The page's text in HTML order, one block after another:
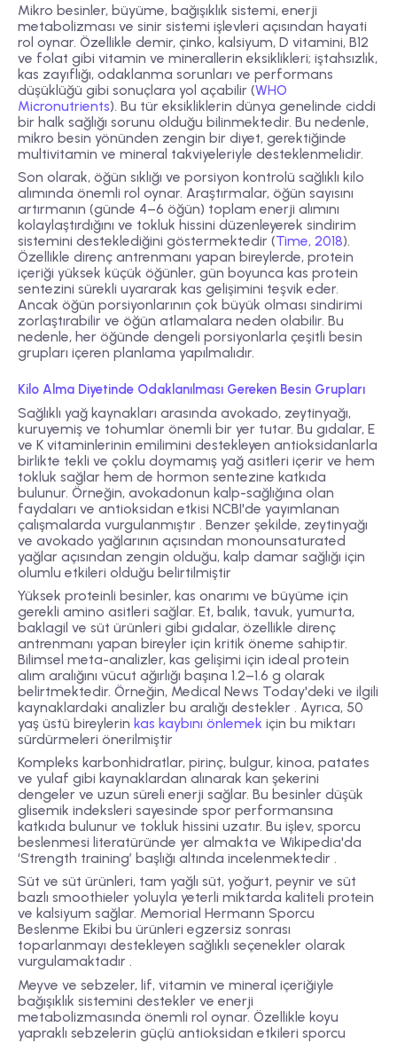
Mikro besinler, büyüme, bağışıklık sistemi, enerji
metabolizması ve sinir sistemi işlevleri açısından hayati
rol oynar. Özellikle demir, çinko, kalsiyum, D vitamini, B12
ve folat gibi vitamin ve minerallerin eksiklikleri; iştahsızlık,
kas zayıflığı, odaklanma sorunları ve performans
düşüklüğü gibi sonuçlara yol açabilir (WHO
Micronutrients). Bu tür eksikliklerin dünya genelinde ciddi
bir halk sağlığı sorunu olduğu bilinmektedir. Bu nedenle,
mikro besin yönünden zengin bir diyet, gerektiğinde
multivitamin ve mineral takviyeleriyle desteklenmelidir.
Son olarak, öğün sıklığı ve porsiyon kontrolü sağlıklı kilo
alımında önemli rol oynar. Araştırmalar, öğün sayısını
artırmanın (günde 4–6 öğün) toplam enerji alımını
kolaylaştırdığını ve tokluk hissini düzenleyerek sindirim
sistemini desteklediğini göstermektedir (Time, 2018).
Özellikle direnç antrenmanı yapan bireylerde, protein
içeriği yüksek küçük öğünler, gün boyunca kas protein
sentezini sürekli uyararak kas gelişimini teşvik eder.
Ancak öğün porsiyonlarının çok büyük olması sindirimi
zorlaştırabilir ve öğün atlamalara neden olabilir. Bu
nedenle, her öğünde dengeli porsiyonlarla çeşitli besin
grupları içeren planlama yapılmalıdır.
Kilo Alma Diyetinde Odaklanılması Gereken Besin Grupları
Sağlıklı yağ kaynakları arasında avokado, zeytinyağı,
kuruyemiş ve tohumlar önemli bir yer tutar. Bu gıdalar, E
ve K vitaminlerinin emilimini destekleyen antioksidanlarla
birlikte tekli ve çoklu doymamış yağ asitleri içerir ve hem
tokluk sağlar hem de hormon sentezine katkıda
bulunur. Örneğin, avokadonun kalp-sağlığına olan
faydaları ve antioksidan etkisi NCBI'de yayımlanan
çalışmalarda vurgulanmıştır . Benzer şekilde, zeytinyağı
ve avokado yağlarının açısından monounsaturated
yağlar açısından zengin olduğu, kalp damar sağlığı için
olumlu etkileri olduğu belirtilmiştir
Yüksek proteinli besinler, kas onarımı ve büyüme için
gerekli amino asitleri sağlar. Et, balık, tavuk, yumurta,
baklagil ve süt ürünleri gibi gıdalar, özellikle direnç
antrenmanı yapan bireyler için kritik öneme sahiptir.
Bilimsel meta-analizler, kas gelişimi için ideal protein
alım aralığını vücut ağırlığı başına 1.2–1.6 g olarak
belirtmektedir. Örneğin, Medical News Today'deki ve ilgili
kaynaklardaki analizler bu aralığı destekler . Ayrıca, 50
yaş üstü bireylerin kas kaybını önlemek için bu miktarı
sürdürmeleri önerilmiştir
Kompleks karbonhidratlar, pirinç, bulgur, kinoa, patates
ve yulaf gibi kaynaklardan alınarak kan şekerini
dengeler ve uzun süreli enerji sağlar. Bu besinler düşük
glisemik indeksleri sayesinde spor performansına
katkıda bulunur ve tokluk hissini uzatır. Bu işlev, sporcu
beslenmesi literatüründe yer almakta ve Wikipedia'da
‘Strength training’ başlığı altında incelenmektedir .
Süt ve süt ürünleri, tam yağlı süt, yoğurt, peynir ve süt
bazlı smoothieler yoluyla yeterli miktarda kaliteli protein
ve kalsiyum sağlar. Memorial Hermann Sporcu
Beslenme Ekibi bu ürünleri egzersiz sonrası
toparlanmayı destekleyen sağlıklı seçenekler olarak
vurgulamaktadır .
Meyve ve sebzeler, lif, vitamin ve mineral içeriğiyle
bağışıklık sistemini destekler ve enerji
metabolizmasında önemli rol oynar. Özellikle koyu
yapraklı sebzelerin güçlü antioksidan etkileri sporcu